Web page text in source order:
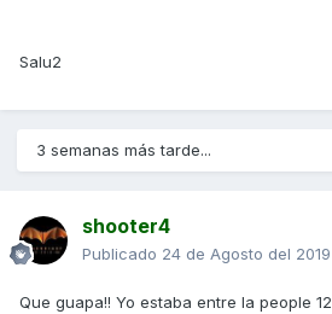
Salu2
3 semanas más tarde...
shooter4
Publicado 24 de Agosto del 2019
Que guapa!! Yo estaba entre la people